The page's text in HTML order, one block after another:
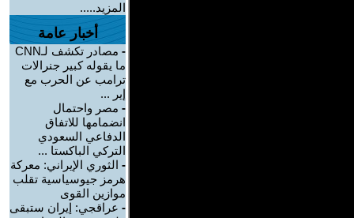
المزيد.....
أخبار عامة
-
مصادر تكشف لـCNN
ما يقوله كبير جنرالات
ترامب عن الحرب مع
إير ...
- مصر واحتمال
انضمامها للاتفاق
الدفاعي السعودي
التركي الباكستا ...
- الثوري الإيراني: معركة
هرمز جيوسياسية تقلب
موازين القوى
- عراقجي: إيران ستبقى